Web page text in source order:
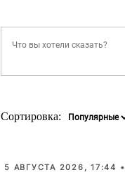
Сортировка:
5 АВГУСТА 2026, 17:44 •